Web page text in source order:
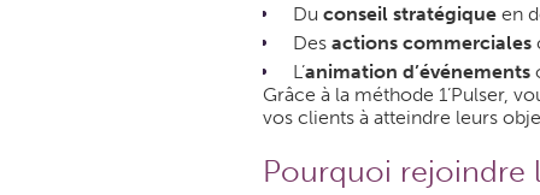
Du conseil stratégiqueen
Des actions commerciales
L’animation d’événements
Grâce à la méthode 1’Pulser,
vos clients à atteindre leurs
Pourquoi rejoindre